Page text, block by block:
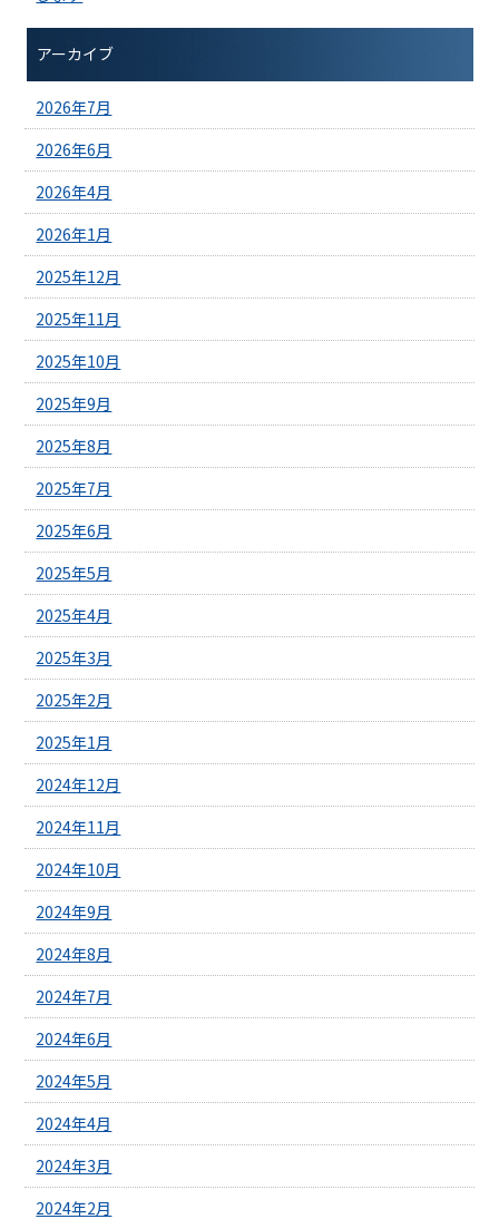
アーカイブ
2026年7月
2026年6月
2026年4月
2026年1月
2025年12月
2025年11月
2025年10月
2025年9月
2025年8月
2025年7月
2025年6月
2025年5月
2025年4月
2025年3月
2025年2月
2025年1月
2024年12月
2024年11月
2024年10月
2024年9月
2024年8月
2024年7月
2024年6月
2024年5月
2024年4月
2024年3月
2024年2月